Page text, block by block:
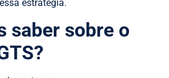
estratégia.
saber sobre o